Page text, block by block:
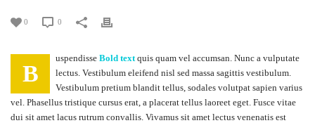
0 0
B
uspendisse Bold textquis quam vel accumsan. Nunc a vulputate
lectus. Vestibulum eleifend nisl sed massa sagittis vestibulum.
Vestibulum pretium blandit tellus, sodales volutpat sapien varius
vel. Phasellus tristique cursus erat, a placerat tellus laoreet eget. Fusce vitae
dui sit amet lacus rutrum convallis. Vivamus sit amet lectus venenatis est